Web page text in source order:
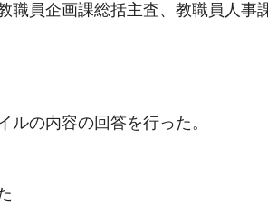
職員企画課総括主査、教職員人
ルの内容の回答を行った。